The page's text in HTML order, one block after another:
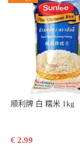
顺利牌 白 糯米 1kg
€ 2.99